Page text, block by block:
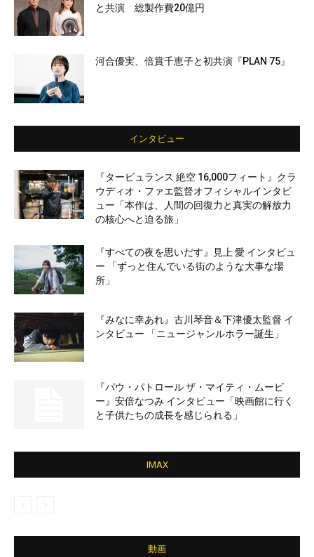
と共演 総製作費20億円
河合優実、倍賞千恵子と初共演『PLAN 75』
インタビュー
『タービュランス 絶空 16,000フィート』クラ
ウディオ・ファエ監督オフィシャルインタビ
ュー「本作は、人間の回復力と真実の解放力
の核心へと迫る旅」
『すべての夜を思いだす』見上 愛 インタビュ
ー 「ずっと住んでいる街のような大事な場
所」
『みなに幸あれ』古川琴音＆下津優太監督 イ
ンタビュー 「ニュージャンルホラー誕生」
『パウ・パトロール ザ・マイティ・ムービ
ー』安倍なつみ インタビュー「映画館に行く
と子供たちの成長を感じられる」
IMAX
動画